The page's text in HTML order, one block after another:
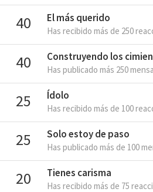
40 El más querido
Has recibido más de 250
40 Construyendo los
Has publicado más 250
25 Ídolo
Has recibido más de 100
25 Solo estoy de paso
Has publicado más de 100
20 Tienes carisma
Has recibido más de 75